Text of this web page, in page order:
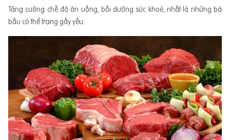
Tăng cường chế độ ăn uống, bồi dưỡng sức khoẻ, nhất là những bà
bầu có thể trạng gầy yếu.